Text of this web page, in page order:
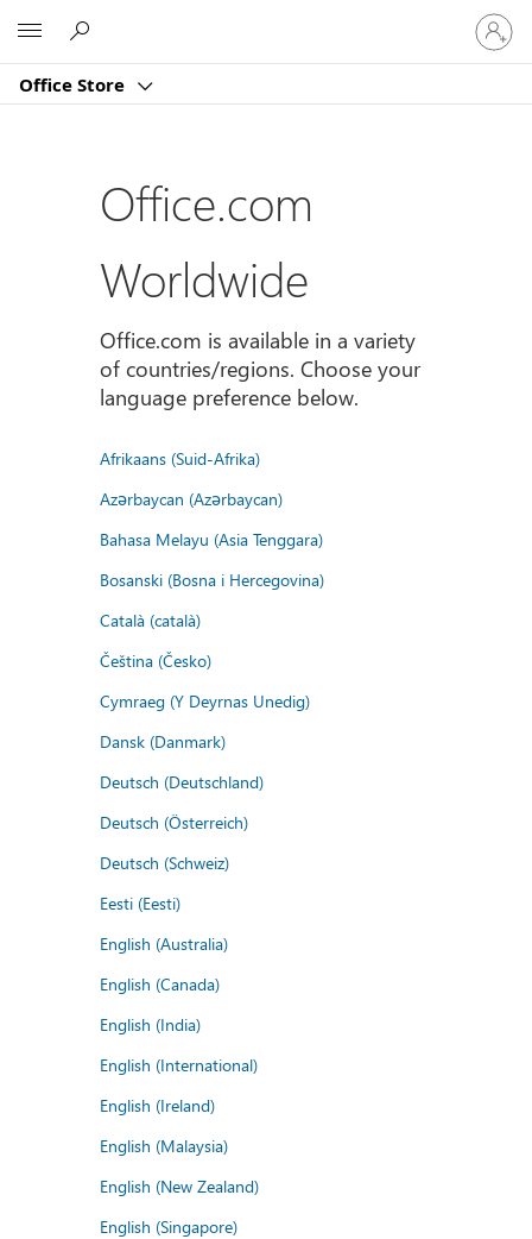
Office Store
Sign
in
to
account
Office.com
Worldwide
Office.com is available in a variety
of countries/regions. Choose your
language preference below.
Afrikaans (Suid-Afrika)
Azərbaycan (Azərbaycan)
Bahasa Melayu (Asia Tenggara)
Bosanski (Bosna i Hercegovina)
Català (català)
Čeština (Česko)
Cymraeg (Y Deyrnas Unedig)
Dansk (Danmark)
Deutsch (Deutschland)
Deutsch (Österreich)
Deutsch (Schweiz)
Eesti (Eesti)
English (Australia)
English (Canada)
English (India)
English (International)
English (Ireland)
English (Malaysia)
English (New Zealand)
English (Singapore)